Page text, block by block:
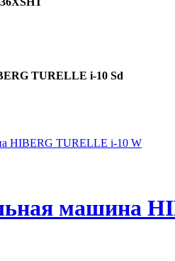
TURELLE i-10 Sd
машина